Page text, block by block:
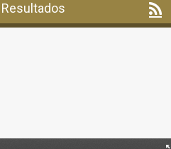
Resultados